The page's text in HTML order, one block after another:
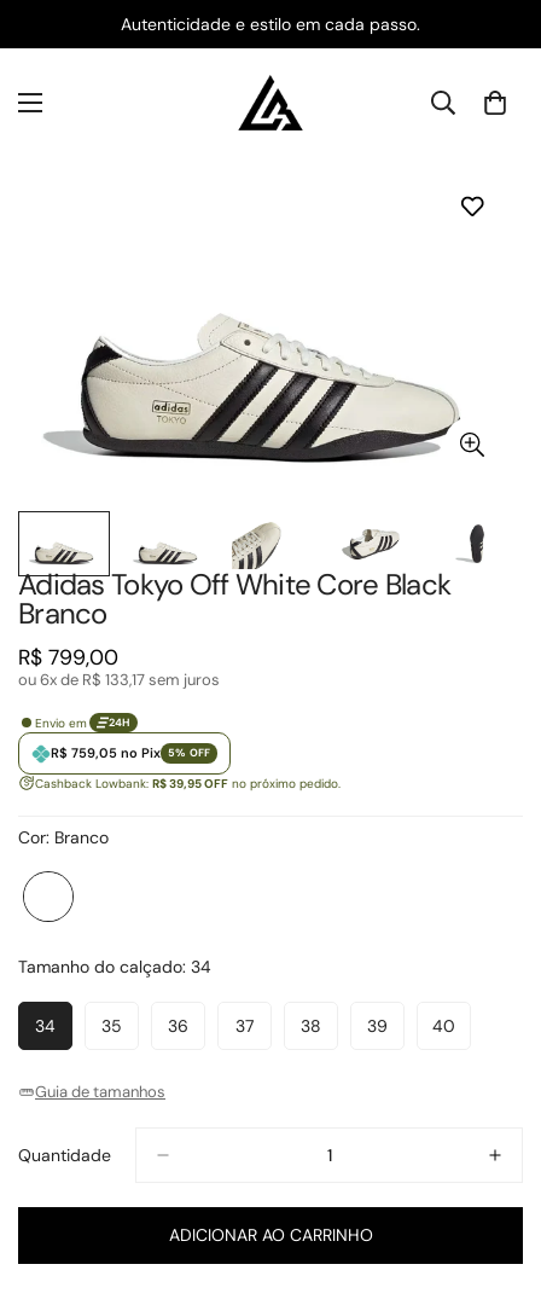
Autenticidade e estilo em cada passo.
Adidas Tokyo Off White Core Black
Branco
Preço
regular
R$ 799,00
ou 6x de R$ 133,17sem juros
Envio em 24H
R$ 759,05 no Pix 5% OFF
Cashback Lowbank: R$ 39,95 OFF no próximo pedido.
Cor: Branco
Branco
Variante
ou
Tamanho do calçado: 34
34Variante
Esgotada
Indisponível
35Variante
Indisponível
36Variante37Variante38Variante39Variante40Variante
Guia de tamanhos
Quantidade
ADICIONAR AO CARRINHO